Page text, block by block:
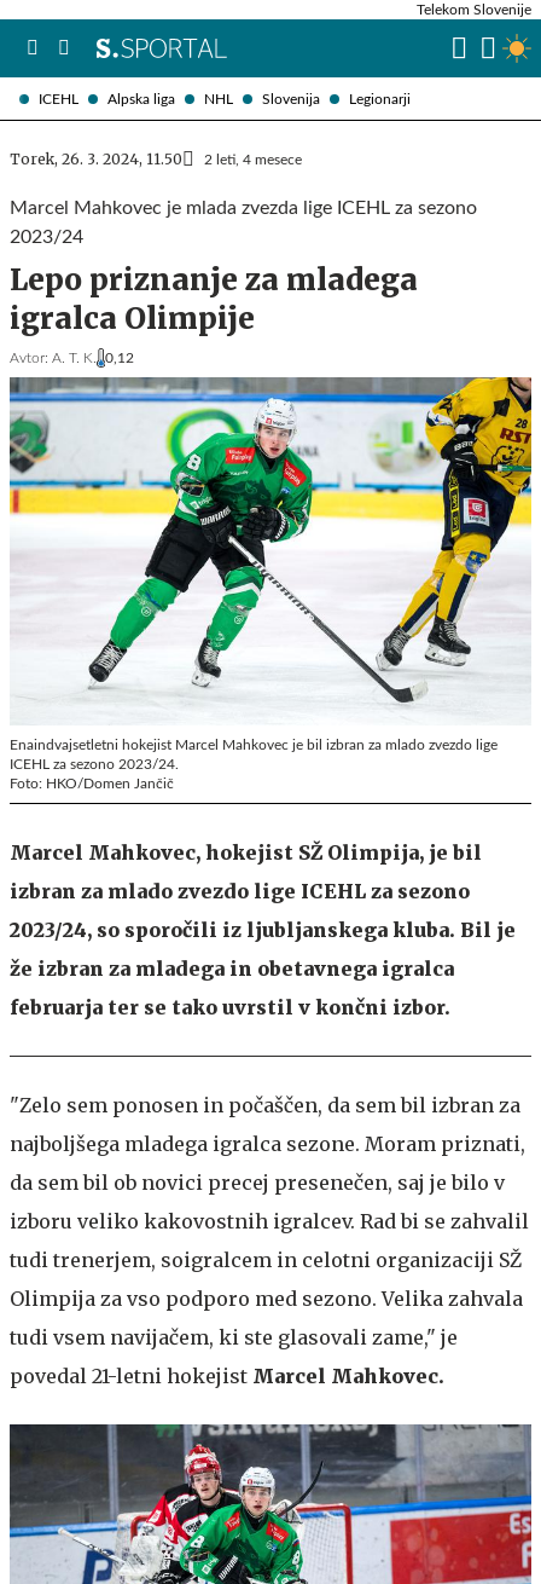
ICEHL Alpska liga NHL Slovenija Legionarji
Telekom Slovenije
Torek, 26. 3. 2024, 11.50 2 leti, 4 mesece
Marcel Mahkovec je mlada zvezda lige ICEHL za sezono
2023/24
Lepo priznanje za mladega
igralca Olimpije
Avtor: A. T. K. 0,12
Enaindvajsetletni hokejist Marcel Mahkovec je bil izbran za mlado zvezdo lige
ICEHL za sezono 2023/24.
Foto: HKO/Domen Jančič
Marcel Mahkovec, hokejist SŽ Olimpija, je bil
izbran za mlado zvezdo lige ICEHL za sezono
2023/24, so sporočili iz ljubljanskega kluba. Bil je
že izbran za mladega in obetavnega igralca
februarja ter se tako uvrstil v končni izbor.
"Zelo sem ponosen in počaščen, da sem bil izbran za
najboljšega mladega igralca sezone. Moram priznati,
da sem bil ob novici precej presenečen, saj je bilo v
izboru veliko kakovostnih igralcev. Rad bi se zahvalil
tudi trenerjem, soigralcem in celotni organizaciji SŽ
Olimpija za vso podporo med sezono. Velika zahvala
tudi vsem navijačem, ki ste glasovali zame," je
povedal 21-letni hokejist Marcel Mahkovec.